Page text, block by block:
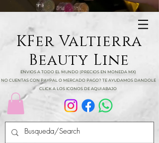
KFer Valtierra
Beauty Line
ENVIOS A TODO EL MUNDO (PRECIOS EN MONEDA MX)
NO CUENTAS CON PAYPAL O MERCADO PAGO? TE AYUDAMOS DANDOLE
CLICK A LOS ICONOS DE AQUI ABAJO